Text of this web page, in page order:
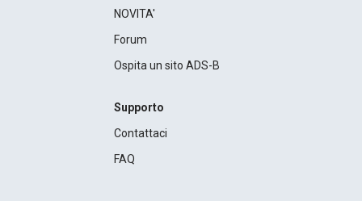
NOVITA'
Forum
Ospita un sito ADS-B
Supporto
Contattaci
FAQ